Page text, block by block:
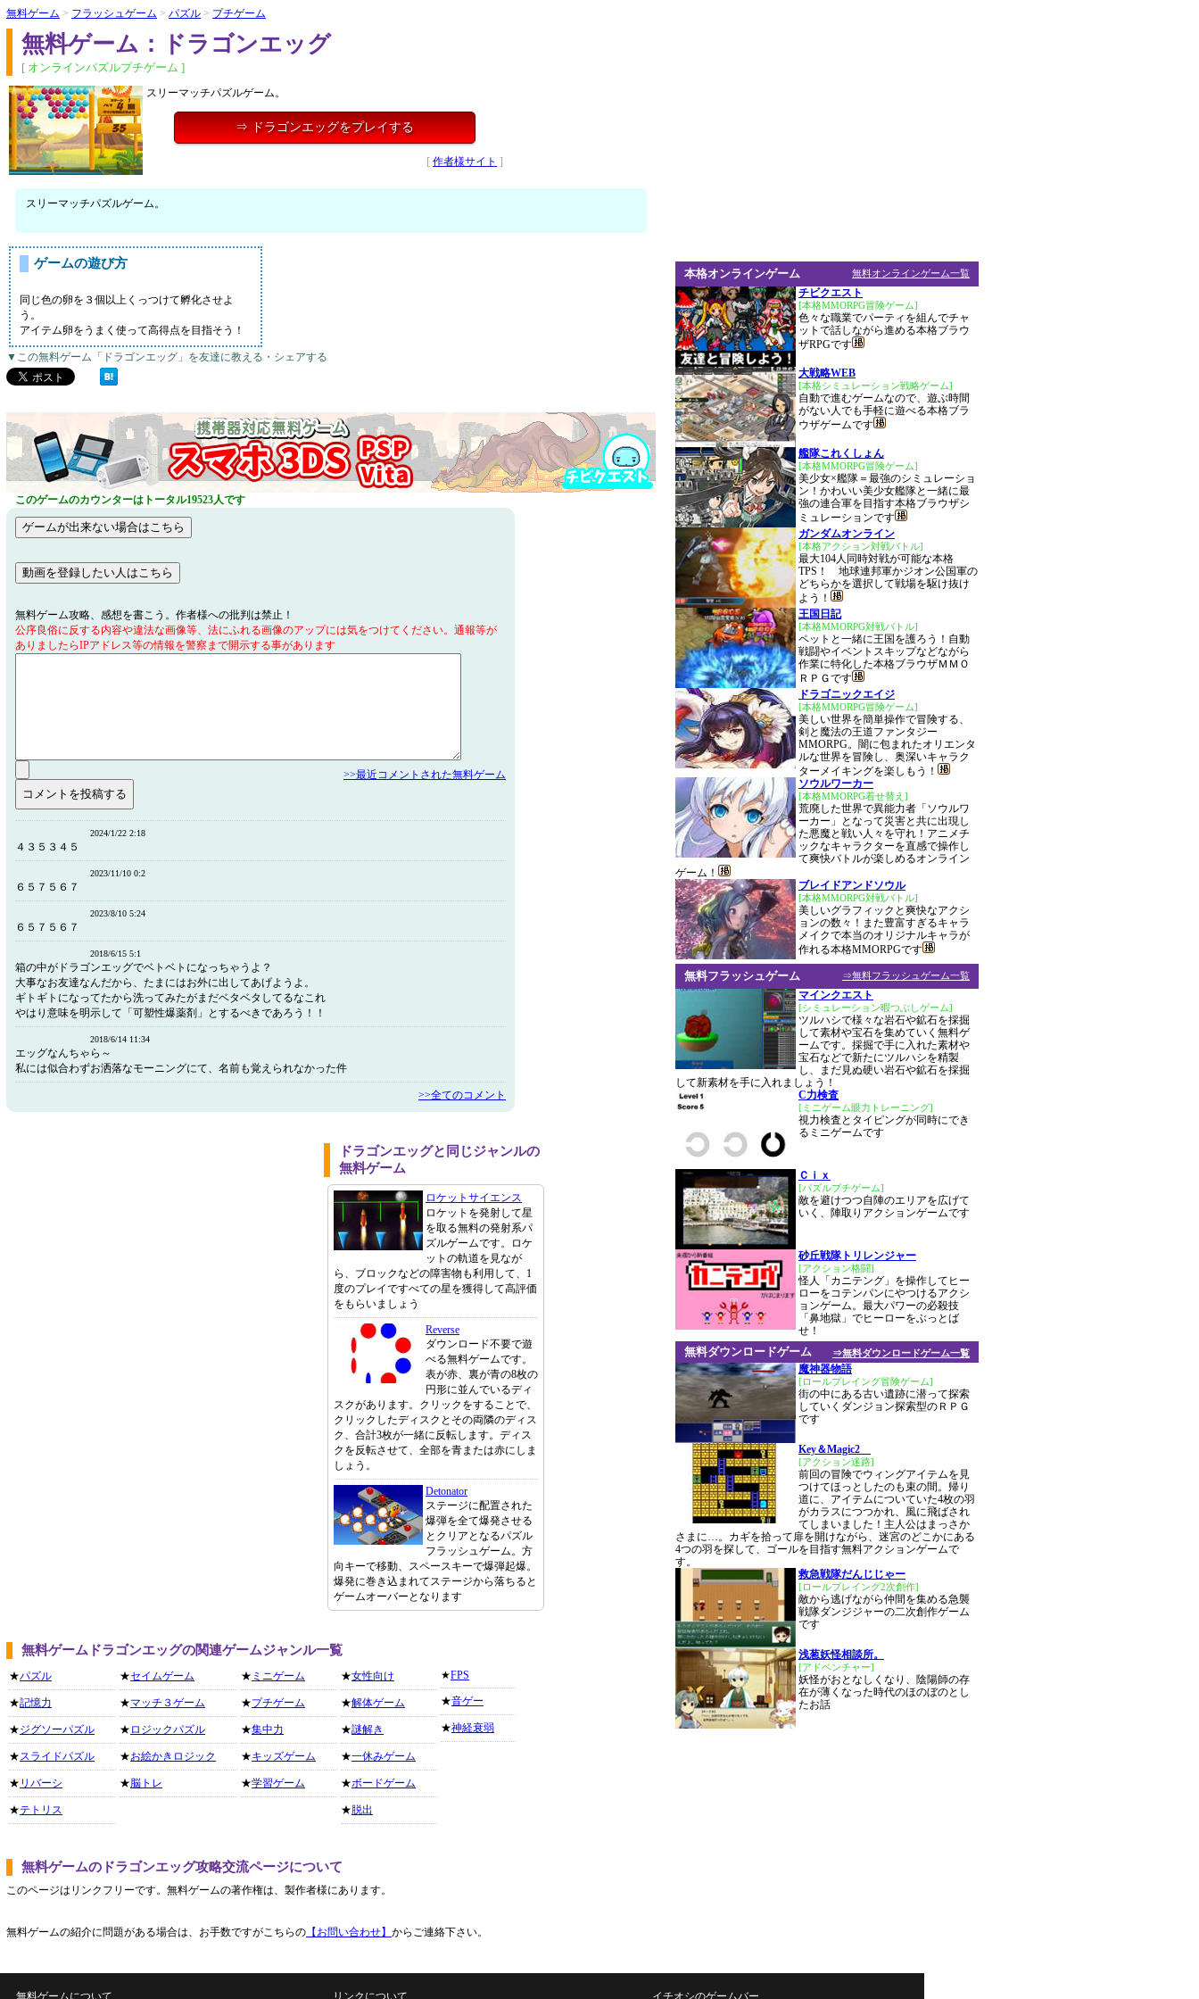
無料ゲーム > フラッシュゲーム > パズル > プチゲーム
無料ゲーム：ドラゴンエッグ
[ オンラインパズルプチゲーム ]
スリーマッチパズルゲーム。
⇒ ドラゴンエッグをプレイする
[ 作者様サイト ]
スリーマッチパズルゲーム。
ゲームの遊び方
同じ色の卵を３個以上くっつけて孵化させよ
う。
アイテム卵をうまく使って高得点を目指そう！
▼この無料ゲーム「ドラゴンエッグ」を友達に教える・シェアする
このゲームのカウンターはトータル19523人です
無料ゲーム攻略、感想を書こう。作者様への批判は禁止！
公序良俗に反する内容や違法な画像等、法にふれる画像のアップには気をつけてください。通報等が
ありましたらIPアドレス等の情報を警察まで開示する事があります
>>最近コメントされた無料ゲーム
2024/1/22 2:18
４３５３４５
2023/11/10 0:2
６５７５６７
2023/8/10 5:24
６５７５６７
2018/6/15 5:1
箱の中がドラゴンエッグでベトベトになっちゃうよ？
大事なお友達なんだから、たまにはお外に出してあげようよ。
ギトギトになってたから洗ってみたがまだベタベタしてるなこれ
やはり意味を明示して「可塑性爆薬剤」とするべきであろう！！
2018/6/14 11:34
エッグなんちゃら～
私には似合わずお洒落なモーニングにて、名前も覚えられなかった件
>>全てのコメント
ドラゴンエッグと同じジャンルの
無料ゲーム
ロケットサイエンス
ロケットを発射して星
を取る無料の発射系パ
ズルゲームです。ロケ
ットの軌道を見なが
ら、ブロックなどの障害物も利用して、1
度のプレイですべての星を獲得して高評価
をもらいましょう
Reverse
ダウンロード不要で遊
べる無料ゲームです。
表が赤、裏が青の8枚の
円形に並んでいるディ
スクがあります。クリックをすることで、
クリックしたディスクとその両隣のディス
ク、合計3枚が一緒に反転します。ディス
クを反転させて、全部を青または赤にしま
しょう。
Detonator
ステージに配置された
爆弾を全て爆発させる
とクリアとなるパズル
フラッシュゲーム。方
向キーで移動、スペースキーで爆弾起爆。
爆発に巻き込まれてステージから落ちると
ゲームオーバーとなります
無料ゲームドラゴンエッグの関連ゲームジャンル一覧
★パズル
★記憶力
★ジグソーパズル
★スライドパズル
★ リバーシ
★テトリス
★セイムゲーム
★マッチ３ゲーム
★ ロジックパズル
★お絵かきロジック
★脳トレ
★ ミニゲーム
★プチゲーム
★集中力
★キッズゲーム
★学習ゲーム
★女性向け
★解体ゲーム
★謎解き
★一休みゲーム
★ボードゲーム
★ 脱出
★FPS
★音ゲー
★神経衰弱
無料ゲームのドラゴンエッグ攻略交流ページについて
このページはリンクフリーです。無料ゲームの著作権は、製作者様にあります。
無料ゲームの紹介に問題がある場合は、お手数ですがこちらの 【お問い合わせ】 からご連絡下さい。
無料オンラインゲーム一覧
本格オンラインゲーム
チビクエスト
[本格MMORPG冒険ゲーム]
色々な職業でパーティを組んでチャ
ットで話しながら進める本格ブラウ
ザRPGです
大戦略WEB
[本格シミュレーション戦略ゲーム]
自動で進むゲームなので、遊ぶ時間
がない人でも手軽に遊べる本格ブラ
ウザゲームです
艦隊これくしょん
[本格MMORPG冒険ゲーム]
美少女×艦隊＝最強のシミュレーショ
ン！かわいい美少女艦隊と一緒に最
強の連合軍を目指す本格ブラウザシ
ミュレーションです
ガンダムオンライン
[本格アクション対戦バトル]
最大104人同時対戦が可能な本格
TPS！ 地球連邦軍かジオン公国軍の
どちらかを選択して戦場を駆け抜け
よう！
王国日記
[本格MMORPG対戦バトル]
ペットと一緒に王国を護ろう！自動
戦闘やイベントスキップなどながら
作業に特化した本格ブラウザＭＭＯ
ＲＰＧです
ドラゴニックエイジ
[本格MMORPG冒険ゲーム]
美しい世界を簡単操作で冒険する、
剣と魔法の王道ファンタジー
MMORPG。闇に包まれたオリエンタ
ルな世界を冒険し、奥深いキャラク
ターメイキングを楽しもう！
ソウルワーカー
[本格MMORPG着せ替え]
荒廃した世界で異能力者「ソウルワ
ーカー」となって災害と共に出現し
た悪魔と戦い人々を守れ！アニメチ
ックなキャラクターを直感で操作し
て爽快バトルが楽しめるオンライン
ゲーム！
ブレイドアンドソウル
[本格MMORPG対戦バトル]
美しいグラフィックと爽快なアクシ
ョンの数々！また豊富すぎるキャラ
メイクで本当のオリジナルキャラが
作れる本格MMORPGです
⇒無料フラッシュゲーム一覧
無料フラッシュゲーム
マインクエスト
[シミュレーション暇つぶしゲーム]
ツルハシで様々な岩石や鉱石を採掘
して素材や宝石を集めていく無料ゲ
ームです。採掘で手に入れた素材や
宝石などで新たにツルハシを精製
し、まだ見ぬ硬い岩石や鉱石を採掘
して新素材を手に入れましょう！
C力検査
[ミニゲーム眼力トレーニング]
視力検査とタイピングが同時にでき
るミニゲームです
Ｃｉｘ
[パズルプチゲーム]
敵を避けつつ自陣のエリアを広げて
いく、陣取りアクションゲームです
砂丘戦隊トリレンジャー
[アクション格闘]
怪人「カニテング」を操作してヒー
ローをコテンパンにやつけるアクシ
ョンゲーム。最大パワーの必殺技
「鼻地獄」でヒーローをぶっとば
せ！
⇒無料ダウンロードゲーム一覧
無料ダウンロードゲーム
魔神器物語
[ロールプレイング冒険ゲーム]
街の中にある古い遺跡に潜って探索
していくダンジョン探索型のＲＰＧ
です
Key＆Magic2
[アクション迷路]
前回の冒険でウィングアイテムを見
つけてほっとしたのも束の間。帰り
道に、アイテムについていた4枚の羽
がカラスにつつかれ、風に飛ばされ
てしまいました！主人公はまっさか
さまに…。カギを拾って扉を開けながら、迷宮のどこかにある
4つの羽を探して、ゴールを目指す無料アクションゲームで
す。
救急戦隊だんじじゃー
[ロールプレイング2次創作]
敵から逃げながら仲間を集める急襲
戦隊ダンジジャーの二次創作ゲーム
です
浅葱妖怪相談所。
[アドベンチャー]
妖怪がおとなしくなり、陰陽師の存
在が薄くなった時代のほのぼのとし
たお話
無料ゲームについて リンクについて イチオシのゲームバー